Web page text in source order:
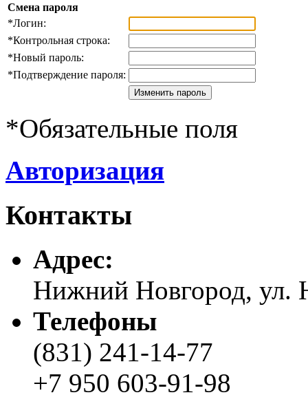
Смена пароля
*Логин:
*Контрольная строка:
*Новый пароль:
*Подтверждение пароля:
*Обязательные поля
Авторизация
Контакты
Адреc:
Нижний Новгород, ул.
Телефоны
(831) 241-14-77
+7 950 603-91-98